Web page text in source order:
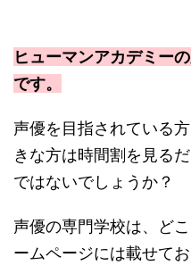
ヒューマンアカデミー
です。
声優を目指されている
きな方は時間割を見る
ではないでしょうか？
声優の専門学校は、ど
ームページには載せて